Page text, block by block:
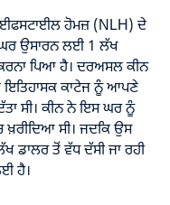
ਹੋਮਜ਼ (NLH) ਦੇ
ਘਰ ਉਸਾਰਨ ਲਈ 1 ਲੱਖ
ਪਿਆ ਹੈ। ਦਰਅਸਲ ਕੀਨ
ਇਤਿਹਾਸਕ ਕਾਟੇਜ ਨੂੰ ਆਪਣੇ
ਸੀ। ਕੀਨ ਨੇ ਇਸ ਘਰ ਨੂੰ
ਖ਼ਰੀਦਿਆ ਸੀ। ਜਦਕਿ ਉਸ
ਡਾਲਰ ਤੋਂ ਵੱਧ ਦੱਸੀ ਜਾ ਰਹੀ
ਹੈ।